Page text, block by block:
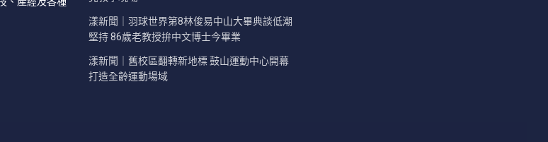
漾新聞｜羽球世界第8林俊易中山大畢典談低潮
堅持 86歲老教授拚中文博士今畢業
漾新聞｜舊校區翻轉新地標 鼓山運動中心開幕
打造全齡運動場域